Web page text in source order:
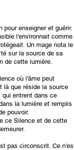
pour enseigner et guérir.
l'environnait comme
Un mage nota le
sur la source de sa
de cette lumière.
où l'âme peut
là que réside la source
qui entrent dans ce
la lumière et remplis
pouvoir.
ce Silence et de cette
pas circonscrit. Ce n'est